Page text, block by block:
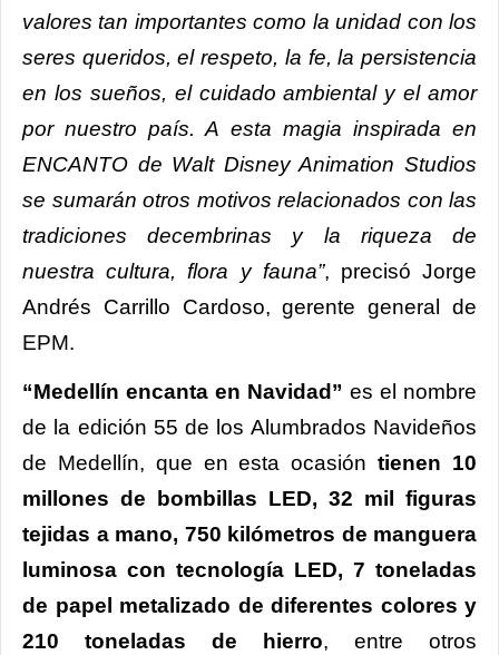
valores tan importantes como la unidad con los
seres queridos, el respeto, la fe, la persistencia
en los sueños, el cuidado ambiental y el amor
por nuestro país. A esta magia inspirada en
ENCANTO de Walt Disney Animation Studios
se sumarán otros motivos relacionados con las
tradiciones decembrinas y la riqueza de
nuestra cultura, flora y fauna”, precisó Jorge
Andrés Carrillo Cardoso, gerente general de
EPM.
“Medellín encanta en Navidad” es el nombre
de la edición 55 de los Alumbrados Navideños
de Medellín, que en esta ocasióntienen 10
millones de bombillas LED, 32 mil figuras
tejidas a mano, 750 kilómetros de manguera
luminosa con tecnología LED, 7 toneladas
de papel metalizado de diferentes colores y
210 toneladas de hierro, entre otros